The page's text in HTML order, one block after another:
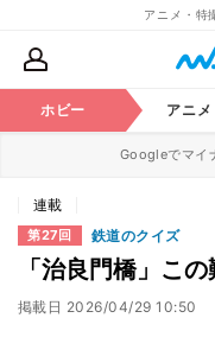
アニメ・特
ホビー アニメ
Googleでマイ
連載
第27回 鉄道のクイズ
「治良門橋」こ
掲載日 2026/04/29 10:50